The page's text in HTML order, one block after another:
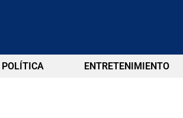
POLÍTICA ENTRETENIMIENTO